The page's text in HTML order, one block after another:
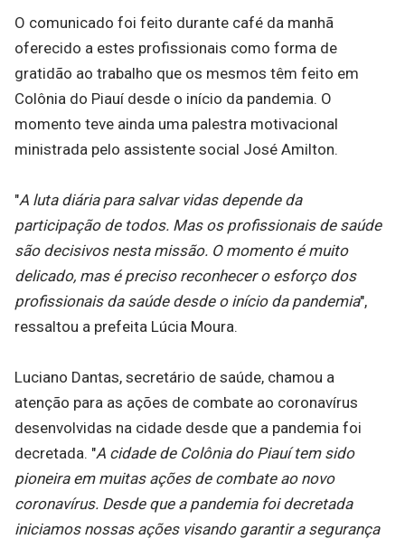
O comunicado foi feito durante café da manhã
oferecido a estes profissionais como forma de
gratidão ao trabalho que os mesmos têm feito em
Colônia do Piauí desde o início da pandemia. O
momento teve ainda uma palestra motivacional
ministrada pelo assistente social José Amilton.
"A luta diária para salvar vidas depende da
participação de todos. Mas os profissionais de saúde
são decisivos nesta missão. O momento é muito
delicado, mas é preciso reconhecer o esforço dos
profissionais da saúde desde o início da pandemia",
ressaltou a prefeita Lúcia Moura.
Luciano Dantas, secretário de saúde, chamou a
atenção para as ações de combate ao coronavírus
desenvolvidas na cidade desde que a pandemia foi
decretada. "A cidade de Colônia do Piauí tem sido
pioneira em muitas ações de combate ao novo
coronavírus. Desde que a pandemia foi decretada
iniciamos nossas ações visando garantir a segurança